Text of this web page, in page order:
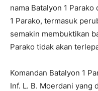
nama Batalyon 1
1 Parako, termasuk
semakin membuktikan
Parako tidak akan
Komandan Batalyon 1
Inf. L. B. Moerdani yang